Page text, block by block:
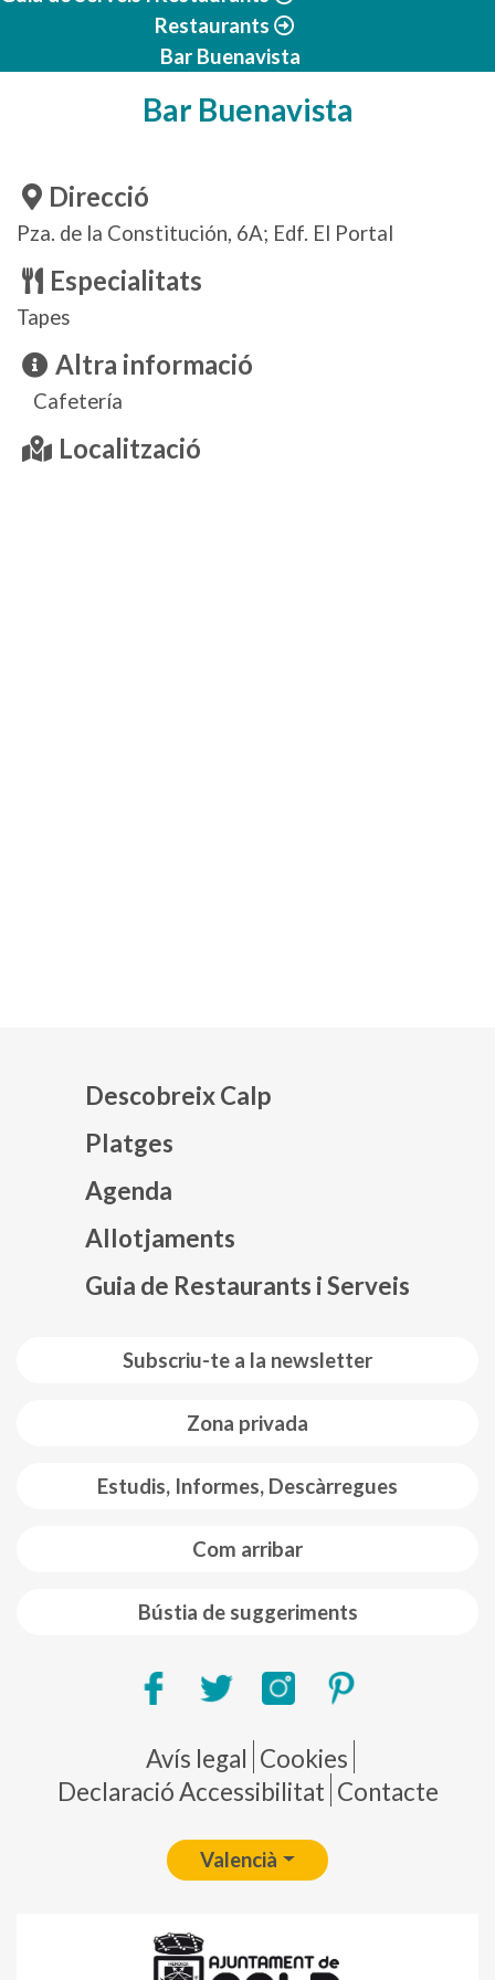
Restaurants
Bar Buenavista
Bar Buenavista
Direcció
Pza. de la Constitución, 6A; Edf. El Portal
Especialitats
Tapes
Altra informació
Cafetería
Localització
Subscriu-te a la newsletter
Zona privada
Estudis, Informes, Descàrregues
Com arribar
Bústia de suggeriments
Descobreix Calp
Platges
Agenda
Allotjaments
Guia de Restaurants i Serveis
Pie de página
Avís legal Cookies
Declaració Accessibilitat Contacte
Valencià